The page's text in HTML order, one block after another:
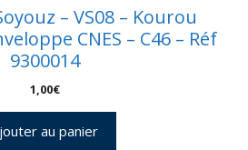
– VS08 – Kourou
CNES – C46 – Réf
9300014
1,00€
au panier